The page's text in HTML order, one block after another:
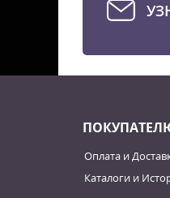
Оплата и
Каталоги и